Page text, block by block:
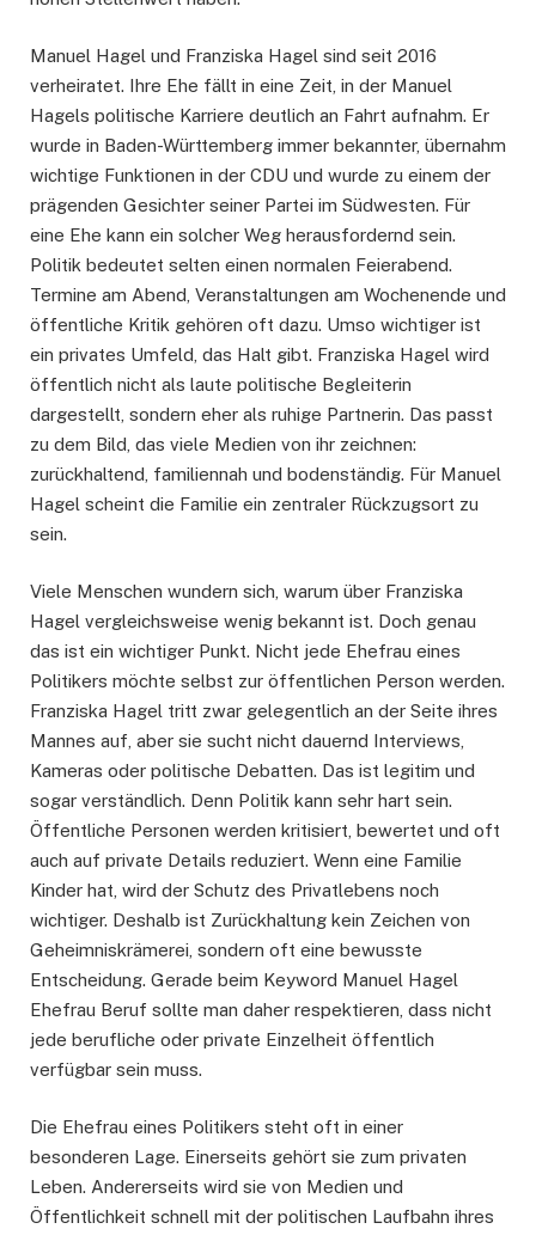
Manuel Hagel und Franziska Hagel sind seit 2016
verheiratet. Ihre Ehe fällt in eine Zeit, in der Manuel
Hagels politische Karriere deutlich an Fahrt aufnahm. Er
wurde in Baden-Württemberg immer bekannter, übernahm
wichtige Funktionen in der CDU und wurde zu einem der
prägenden Gesichter seiner Partei im Südwesten. Für
eine Ehe kann ein solcher Weg herausfordernd sein.
Politik bedeutet selten einen normalen Feierabend.
Termine am Abend, Veranstaltungen am Wochenende und
öffentliche Kritik gehören oft dazu. Umso wichtiger ist
ein privates Umfeld, das Halt gibt. Franziska Hagel wird
öffentlich nicht als laute politische Begleiterin
dargestellt, sondern eher als ruhige Partnerin. Das passt
zu dem Bild, das viele Medien von ihr zeichnen:
zurückhaltend, familiennah und bodenständig. Für Manuel
Hagel scheint die Familie ein zentraler Rückzugsort zu
sein.
Viele Menschen wundern sich, warum über Franziska
Hagel vergleichsweise wenig bekannt ist. Doch genau
das ist ein wichtiger Punkt. Nicht jede Ehefrau eines
Politikers möchte selbst zur öffentlichen Person werden.
Franziska Hagel tritt zwar gelegentlich an der Seite ihres
Mannes auf, aber sie sucht nicht dauernd Interviews,
Kameras oder politische Debatten. Das ist legitim und
sogar verständlich. Denn Politik kann sehr hart sein.
Öffentliche Personen werden kritisiert, bewertet und oft
auch auf private Details reduziert. Wenn eine Familie
Kinder hat, wird der Schutz des Privatlebens noch
wichtiger. Deshalb ist Zurückhaltung kein Zeichen von
Geheimniskrämerei, sondern oft eine bewusste
Entscheidung. Gerade beim Keyword Manuel Hagel
Ehefrau Beruf sollte man daher respektieren, dass nicht
jede berufliche oder private Einzelheit öffentlich
verfügbar sein muss.
Die Ehefrau eines Politikers steht oft in einer
besonderen Lage. Einerseits gehört sie zum privaten
Leben. Andererseits wird sie von Medien und
Öffentlichkeit schnell mit der politischen Laufbahn ihres